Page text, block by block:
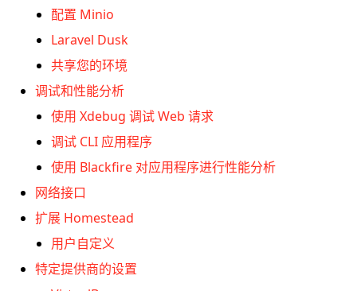
配置 Minio
Laravel Dusk
共享您的环境
调试和性能分析
使用 Xdebug 调试 Web 请求
调试 CLI 应用程序
使用 Blackfire 对应用程序进行性能分析
网络接口
扩展 Homestead
用户自定义
特定提供商的设置